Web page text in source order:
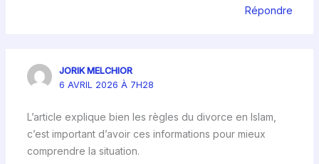
Répondre
JORIK MELCHIOR
6 AVRIL 2026 À 7H28
L’article explique bien les règles du divorce en Islam,
c’est important d’avoir ces informations pour mieux
comprendre la situation.